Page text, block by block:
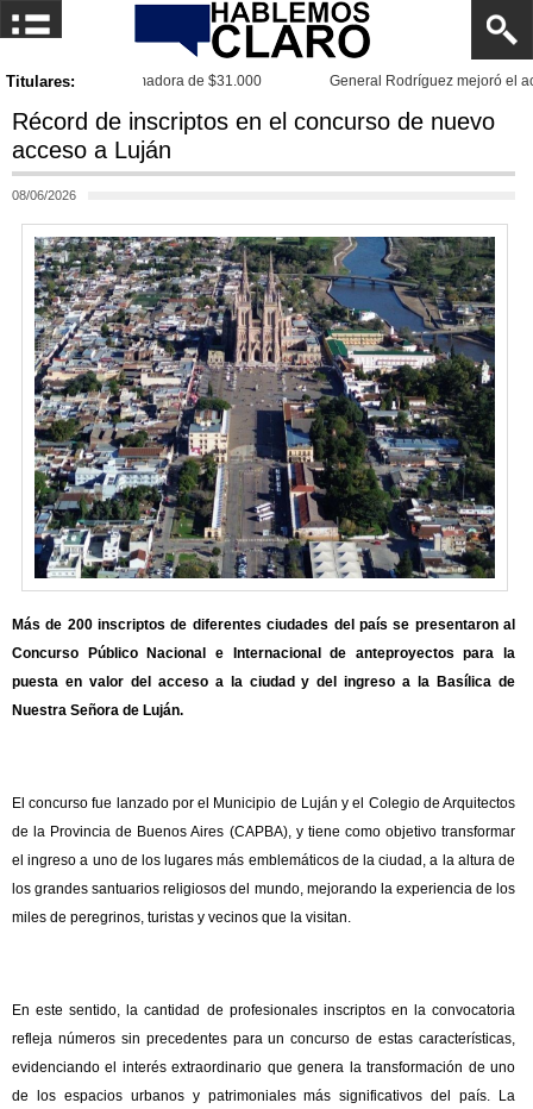
Titulares: General Rodríguez mejoró el acceso a la Escuela N.° 4
Récord de inscriptos en el concurso de nuevo
acceso a Luján
08/06/2026
Más de 200 inscriptos de diferentes ciudades del país se presentaron al
Concurso Público Nacional e Internacional de anteproyectos para la
puesta en valor del acceso a la ciudad y del ingreso a la Basílica de
Nuestra Señora de Luján.
El concurso fue lanzado por el Municipio de Luján y el Colegio de Arquitectos
de la Provincia de Buenos Aires (CAPBA), y tiene como objetivo transformar
el ingreso a uno de los lugares más emblemáticos de la ciudad, a la altura de
los grandes santuarios religiosos del mundo, mejorando la experiencia de los
miles de peregrinos, turistas y vecinos que la visitan.
En este sentido, la cantidad de profesionales inscriptos en la convocatoria
refleja números sin precedentes para un concurso de estas características,
evidenciando el interés extraordinario que genera la transformación de uno
de los espacios urbanos y patrimoniales más significativos del país. La